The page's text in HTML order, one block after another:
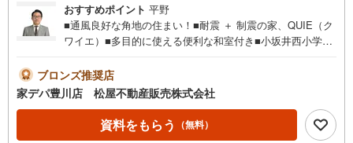
おすすめポイント 平野
■通風良好な角地の住まい！■耐震 ＋ 制震の家、QUIE（ク
ワイエ）■多目的に使える便利な和室付き■小坂井西小学校
可能！■閑静な住宅街■おすすめポイント ・壁面が広く家
具の配置がしやすいリビングは広さ16帖●家デパ 松屋不
動産販売 のつよみ●・豊橋市・豊川市・知立市・浜松市の4
店舗営業中！三河エリア・遠州エリアの物件ならおまかせ
ください。新築戸建、中古戸建、中古マンション、土地を
ブロンズ推奨店
家デパ豊川店 松屋不動産販売株式会社
資料をもらう （無料）